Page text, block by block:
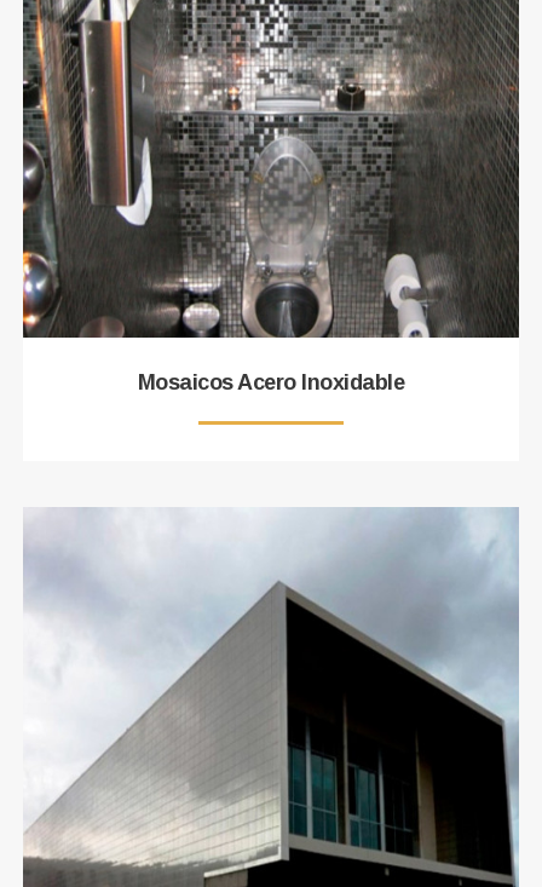
Mosaicos Acero Inoxidable